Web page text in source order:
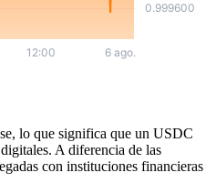
lo que significa que un USDC
A diferencia de las
con instituciones financieras